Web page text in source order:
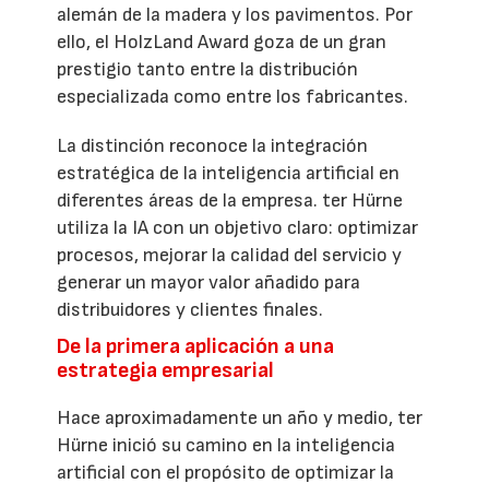
alemán de la madera y los pavimentos. Por
ello, el HolzLand Award goza de un gran
prestigio tanto entre la distribución
especializada como entre los fabricantes.
La distinción reconoce la integración
estratégica de la inteligencia artificial en
diferentes áreas de la empresa. ter Hürne
utiliza la IA con un objetivo claro: optimizar
procesos, mejorar la calidad del servicio y
generar un mayor valor añadido para
distribuidores y clientes finales.
De la primera aplicación a una
estrategia empresarial
Hace aproximadamente un año y medio, ter
Hürne inició su camino en la inteligencia
artificial con el propósito de optimizar la